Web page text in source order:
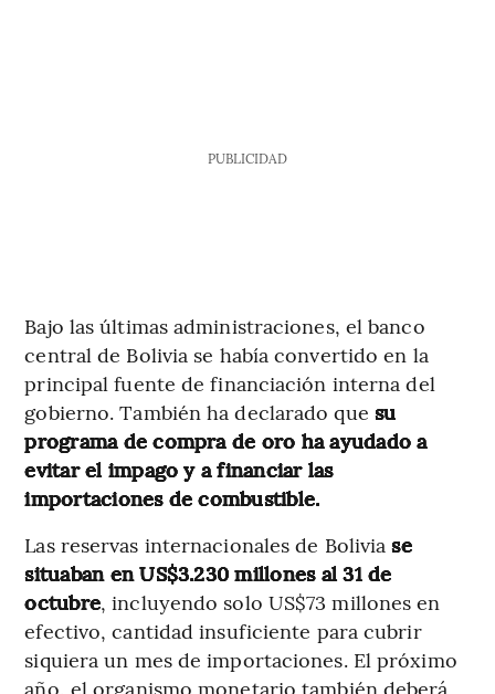
PUBLICIDAD
Bajo las últimas administraciones, el banco
central de Bolivia se había convertido en la
principal fuente de financiación interna del
gobierno. También ha declarado que su
programa de compra de oro ha ayudado a
evitar el impago y a financiar las
importaciones de combustible.
Las reservas internacionales de Boliviase
situaban en US$3.230 millones al 31 de
octubre, incluyendo solo US$73 millones en
efectivo, cantidad insuficiente para cubrir
siquiera un mes de importaciones. El próximo
año, el organismo monetario también deberá